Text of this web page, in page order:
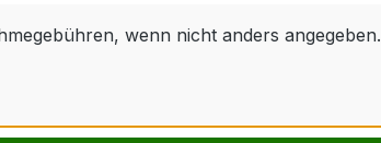
wenn nicht anders angegeben.